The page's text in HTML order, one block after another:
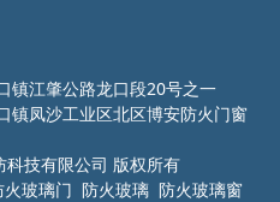
镇江肇公路龙口段20号之一
镇凤沙工业区北区博安防火门窗
技有限公司 版权所有
火玻璃门 防火玻璃 防火玻璃窗